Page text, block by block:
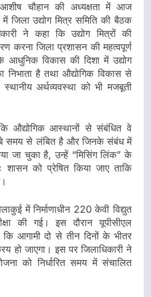
आशीष चौहान की अध्यक्षता में आज
जिला उद्योग मित्र समिति की बैठक
ने कहा कि उद्योग मित्रों की
करना जिला प्रशासन की महत्वपूर्ण
आधुनिक विकास की दिशा में उद्योग
निभाता है तथा औद्योगिक विकास से
अर्थव्यवस्था को भी मजबूती
कि औद्योगिक आस्थानों से संबंधित वे
समय से लंबित है और जिनके संबंध में
जा चुका है, उन्हें “मिसिंग लिंक” के
को प्रेषित किया जाए ताकि
में निर्माणाधीन 220 केवी विद्युत
की गई। इस दौरान यूपीसीएल
कि आगामी दो से तीन दिनों के भीतर
हो जाएगा। इस पर जिलाधिकारी ने
को निर्धारित समय में संचालित